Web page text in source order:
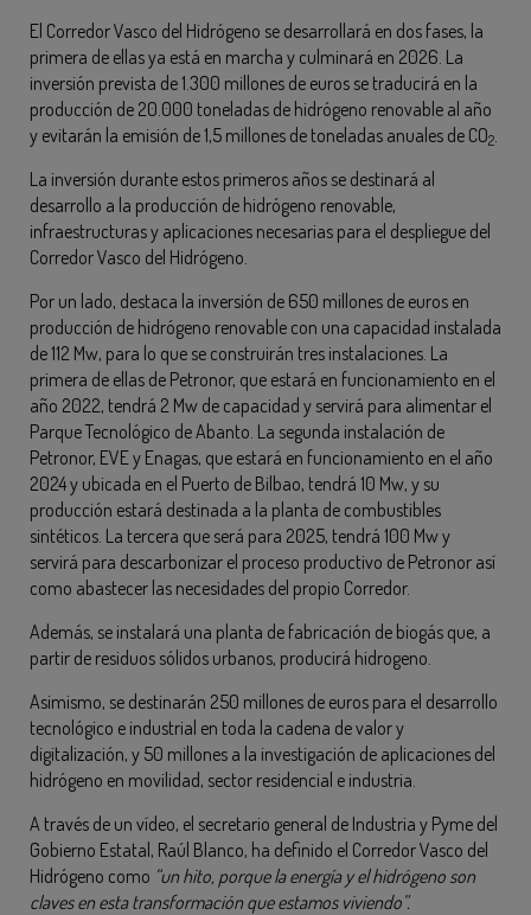
El Corredor Vasco del Hidrógeno se desarrollará en dos fases, la
primera de ellas ya está en marcha y culminará en 2026. La
inversión prevista de 1.300 millones de euros se traducirá en la
producción de 20.000 toneladas de hidrógeno renovable al año
y evitarán la emisión de 1,5 millones de toneladas anuales de CO2
La inversión durante estos primeros años se destinará al
desarrollo a la producción de hidrógeno renovable,
infraestructuras y aplicaciones necesarias para el despliegue del
Corredor Vasco del Hidrógeno.
Por un lado, destaca la inversión de 650 millones de euros en
producción de hidrógeno renovable con una capacidad instalada
de 112 Mw, para lo que se construirán tres instalaciones. La
primera de ellas de Petronor, que estará en funcionamiento en el
año 2022, tendrá 2 Mw de capacidad y servirá para alimentar el
Parque Tecnológico de Abanto. La segunda instalación de
Petronor, EVE y Enagas, que estará en funcionamiento en el año
2024 y ubicada en el Puerto de Bilbao, tendrá 10 Mw, y su
producción estará destinada a la planta de combustibles
sintéticos. La tercera que será para 2025, tendrá 100 Mw y
servirá para descarbonizar el proceso productivo de Petronor así
como abastecer las necesidades del propio Corredor.
Además, se instalará una planta de fabricación de biogás que, a
partir de residuos sólidos urbanos, producirá hidrogeno.
Asimismo, se destinarán 250 millones de euros para el desarrollo
tecnológico e industrial en toda la cadena de valor y
digitalización, y 50 millones a la investigación de aplicaciones del
hidrógeno en movilidad, sector residencial e industria.
A través de un vídeo, el secretario general de Industria y Pyme del
Gobierno Estatal, Raúl Blanco, ha definido el Corredor Vasco del
Hidrógeno como “un hito, porque la energía y el hidrógeno son
claves en esta transformación que estamos viviendo”.